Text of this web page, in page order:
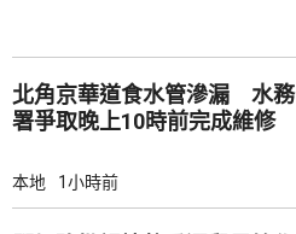
北角京華道食水管滲漏 水務
署爭取晚上10時前完成維修
本地 1小時前